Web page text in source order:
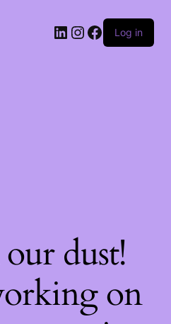
LinkedIn
Instagram
Facebook
Log in
dust!
on